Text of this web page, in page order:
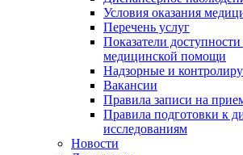
Условия оказания
Перечень услуг
Показатели доступности
медицинской помощи
Надзорные и
Вакансии
Правила записи на
Правила подготовки к
исследованиям
Новости